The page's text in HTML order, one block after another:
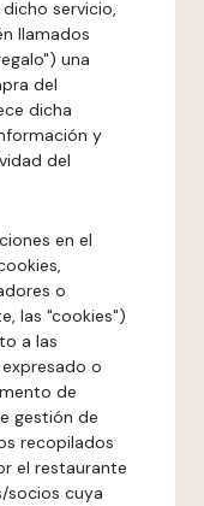
servicio,
llamados
una
del
dicha
y
del
en el
o
las "cookies")
a las
o
de
gestión de
recopilados
el restaurante
socios cuya